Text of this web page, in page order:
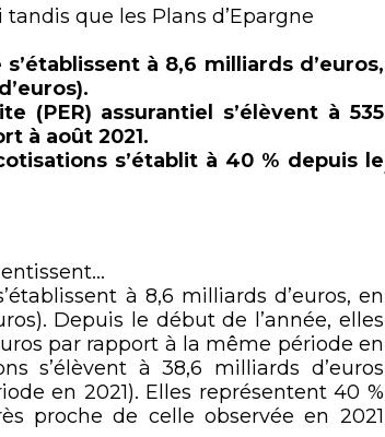
que les Plans d’Epargne
à 8,6 milliards d’euros,
(PER) assurantiel s’élèvent à 535
à août 2021.
s’établit à 40 % depuis le
à 8,6 milliards d’euros, en
Depuis le début de l’année, elles
par rapport à la même période en
s’élèvent à 38,6 milliards d’euros
en 2021). Elles représentent 40 %
proche de celle observée en 2021